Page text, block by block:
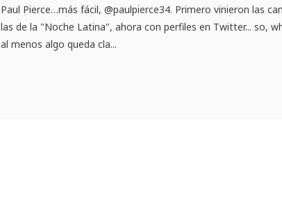
Paul Pierce…más fácil, @paulpierce34. Primero vinieron las
las de la "Noche Latina", ahora con perfiles en Twitter... so,
al menos algo queda cla...